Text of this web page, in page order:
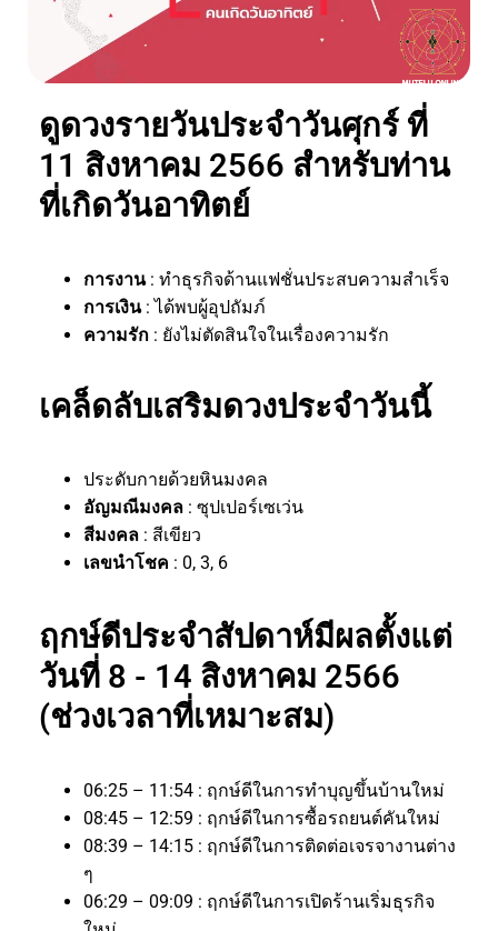
ดูดวงรายวันประจำวันศุกร์ ที่
11 สิงหาคม 2566 สำหรับท่าน
ที่เกิดวันอาทิตย์
การงาน : ทำธุรกิจด้านแฟชั่นประสบความสำเร็จ
การเงิน: ได้พบผู้อุปถัมภ์
ความรัก : ยังไม่ตัดสินใจในเรื่องความรัก
เคล็ดลับเสริมดวงประจำวันนี้
ประดับกายด้วยหินมงคล
อัญมณีมงคล : ซุปเปอร์เซเว่น
สีมงคล : สีเขียว
เลขนำโชค : 0, 3, 6
ฤกษ์ดีประจำสัปดาห์มีผลตั้งแต่
วันที่ 8 - 14 สิงหาคม 2566
(ช่วงเวลาที่เหมาะสม)
06:25 – 11:54 : ฤกษ์ดีในการทำบุญขึ้นบ้านใหม่
08:45 – 12:59 : ฤกษ์ดีในการซื้อรถยนต์คันใหม่
08:39 – 14:15 : ฤกษ์ดีในการติดต่อเจรจางานต่าง
ๆ
06:29 – 09:09 : ฤกษ์ดีในการเปิดร้านเริ่มธุรกิจ